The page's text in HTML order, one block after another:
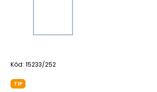
Kód: 15233/252
TIP